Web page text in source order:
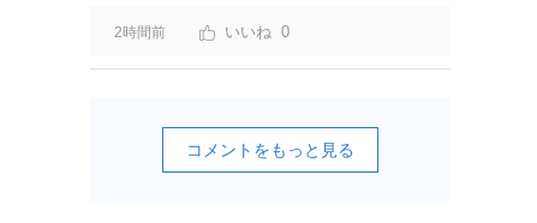
2時間前 0
コメントをもっと見る